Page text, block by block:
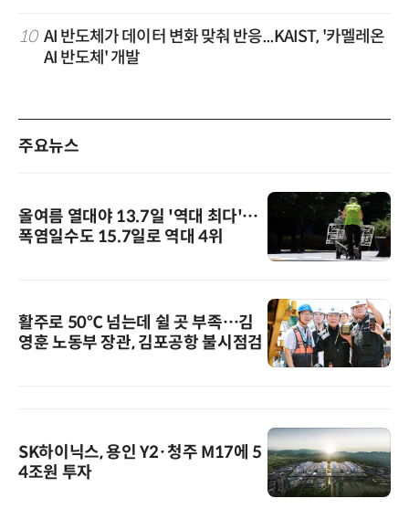
10 AI 반도체가 데이터 변화 맞춰 반응...KAIST, '카멜레온
AI 반도체' 개발
주요뉴스
올여름 열대야 13.7일 '역대 최다'…
폭염일수도 15.7일로 역대 4위
활주로 50℃ 넘는데 쉴 곳 부족…김
영훈 노동부 장관, 김포공항 불시점검
SK하이닉스, 용인 Y2·청주 M17에 5
4조원 투자